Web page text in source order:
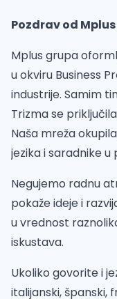
Pozdrav od
Mplus grupa
u okviru Business
industrije. Samim
Trizma se
Naša mreža
jezika i saradnike u
Negujemo radnu
pokaže ideje i
u vrednost
iskustava.
Ukoliko govorite i
italijanski, španski,